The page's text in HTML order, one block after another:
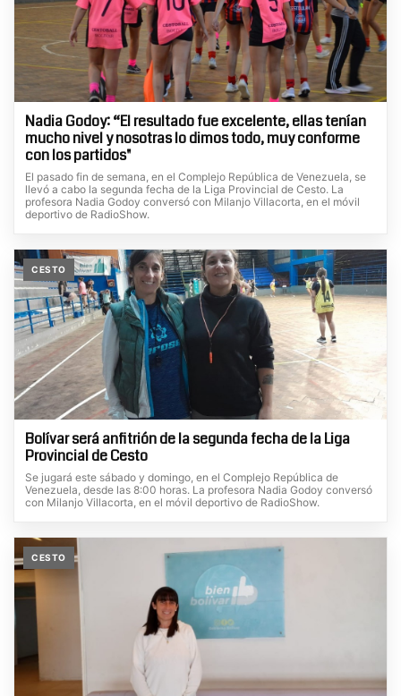
Nadia Godoy: “El resultado fue excelente, ellas tenían
mucho nivel y nosotras lo dimos todo, muy conforme
con los partidos"
El pasado fin de semana, en el Complejo República de Venezuela, se
llevó a cabo la segunda fecha de la Liga Provincial de Cesto. La
profesora Nadia Godoy conversó con Milanjo Villacorta, en el móvil
deportivo de RadioShow.
CESTO
Bolívar será anfitrión de la segunda fecha de la Liga
Provincial de Cesto
Se jugará este sábado y domingo, en el Complejo República de
Venezuela, desde las 8:00 horas. La profesora Nadia Godoy conversó
con Milanjo Villacorta, en el móvil deportivo de RadioShow.
CESTO